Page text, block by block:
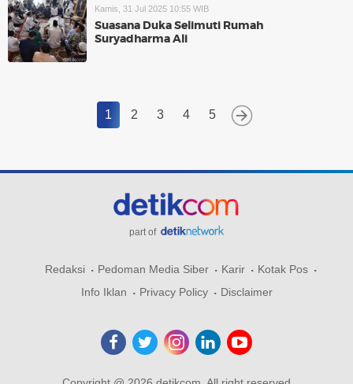
Kamis, 31 Jul 2025 10:55 WIB
Suasana Duka Selimuti Rumah
Suryadharma Ali
1 2 3 4 5
part of
Redaksi Pedoman Media Siber Karir
Kotak Pos
Info Iklan
Privacy Policy Disclaimer